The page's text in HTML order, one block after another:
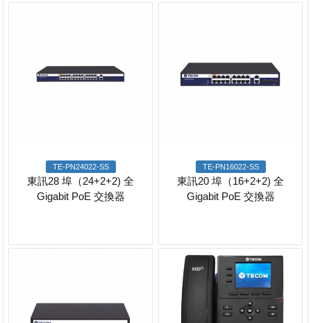
TE-PN24022-SS
東訊28 埠（24+2+2) 全
Gigabit PoE 交換器
TE-PN16022-SS
東訊20 埠（16+2+2) 全
Gigabit PoE 交換器